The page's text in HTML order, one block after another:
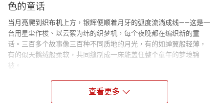
色的童话
当月亮爬到织布机上方，银辉便顺着月牙的弧度流淌成线——这是一
台用星尘作梭、以云絮为纬的织梦机，每个夜晚都在编织新的童
话。三百多个故事像三百种不同质地的月光，有的如蝉翼般轻薄，
有的似天鹅绒般柔软，共同缝制成一床能盖住整个童年的梦境锦
被。
🌙 织梦工序：从月光到童话的旅程
织梦机的原料取自午夜十二点的月光，需经过七道工序：
查看更多